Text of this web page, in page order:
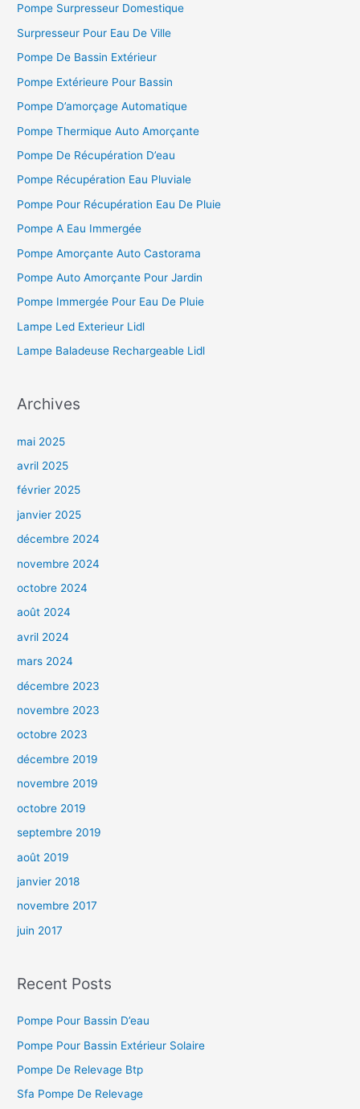
Pompe Surpresseur Domestique
Surpresseur Pour Eau De Ville
Pompe De Bassin Extérieur
Pompe Extérieure Pour Bassin
Pompe D’amorçage Automatique
Pompe Thermique Auto Amorçante
Pompe De Récupération D’eau
Pompe Récupération Eau Pluviale
Pompe Pour Récupération Eau De Pluie
Pompe A Eau Immergée
Pompe Amorçante Auto Castorama
Pompe Auto Amorçante Pour Jardin
Pompe Immergée Pour Eau De Pluie
Lampe Led Exterieur Lidl
Lampe Baladeuse Rechargeable Lidl
Archives
mai 2025
avril 2025
février 2025
janvier 2025
décembre 2024
novembre 2024
octobre 2024
août 2024
avril 2024
mars 2024
décembre 2023
novembre 2023
octobre 2023
décembre 2019
novembre 2019
octobre 2019
septembre 2019
août 2019
janvier 2018
novembre 2017
juin 2017
Recent Posts
Pompe Pour Bassin D’eau
Pompe Pour Bassin Extérieur Solaire
Pompe De Relevage Btp
Sfa Pompe De Relevage